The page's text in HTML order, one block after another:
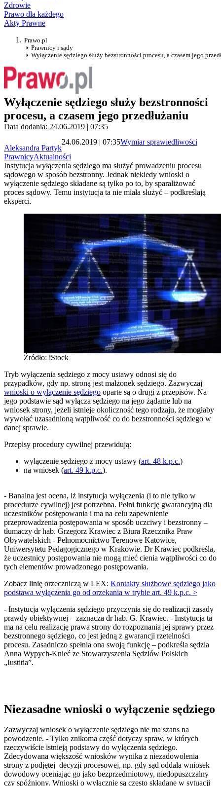
Zdrowie
Prawo dla każdego
Akty Prawne
Prawo.pl
Prawnicy i sądy
Wyłączenie sędziego służy bezstronności procesu, a czasem jego
Wyłączenie sędziego służy bezstronności
procesu, a czasem jego przedłużaniu
Data dodania: 24.06.2019 | 07:35
Aleksandra Partyk
24.06.2019 | 07:35Wymiar sprawiedliwości
PrawnicyAktualności
Instytucja wyłączenia sędziego ma służyć prowadzeniu procesu
sądowego w sposób bezstronny. Jednak niekiedy wnioski o
wyłączenie sędziego składane są tylko po to, by sparaliżować
proces sądowy. Temu instytucja ta nie miała służyć – podkreślają
eksperci.
Źródło: iStock
Tryb wyłączenia sędziego z mocy ustawy odnosi się do
przypadków, gdy np. stroną jest małżonek sędziego. Zazwyczaj
wnioski o wyłączenie sędziego oparte są o drugi z przepisów. Na
jego podstawie sąd wyłącza sędziego na jego żądanie lub na
wniosek strony, jeżeli istnieje okoliczność tego rodzaju, że mogłaby
wywołać uzasadnioną wątpliwość co do bezstronności sędziego w
danej sprawie.
Przepisy procedury cywilnej przewidują:
wyłączenie sędziego z mocy ustawy (art. 48 k.p.c.)
na wniosek (art. 49 k.p.c.).
- Banalna jest ocena, iż instytucja wyłączenia (i to nie tylko w
procedurze cywilnej) jest potrzebna. Pełni funkcję gwarancyjną dla
uczestników postępowania i ma na celu zapewnienie
przeprowadzenia postępowania w sposób uczciwy i bezstronny –
tłumaczy dr hab. Grzegorz Krawiec z Biura Rzecznika Praw
Obywatelskich - Pełnomocnictwo Terenowe Katowice,
Uniwersytetu Pedagogicznego w Krakowie. Dr Krawiec podkreśla,
że uczestnicy postępowania nie mogą mieć cienia wątpliwości co do
tych elementów prowadzonego postępowania.
Zobacz linię orzeczniczą w LEX: Kontakty służbowe sędziego jako
podstawa wyłączenia go od orzekania w trybie art. 49 k.p.c. >
- Instytucja wyłączenia sędziego przyczynia się do realizacji zasady
prawdy obiektywnej – zaznacza dr hab. G. Krawiec. - Instytucja ta
ma na celu realizację prawa strony do rozpoznania jej sprawy przez
bezstronnego sędziego, co jest jedną z gwarancji rzetelności
procesu. Zasadniczo spełnia ona swoją funkcję – podkreśla sędzia
Anna Wypych-Knieć ze Stowarzyszenia Sędziów Polskich
„Iustitia”.
Niezasadne wnioski o wyłączenie sędziego
Zazwyczaj wniosek o wyłączenie sędziego nie ma szans na
powodzenie. - Tylko znikoma część dotyczy spraw, w których
rzeczywiście istnieją podstawy do wyłączenia sędziego.
Zdecydowana większość wniosków wynika z niezadowolenia
strony z podjętej decyzji procesowej, np. gdy sąd oddala wniosek
dowodowy oceniając go jako bezprzedmiotowy, niedopuszczalny
czy spóźniony. Wnioski o wyłącznie są często składane w sytuacji